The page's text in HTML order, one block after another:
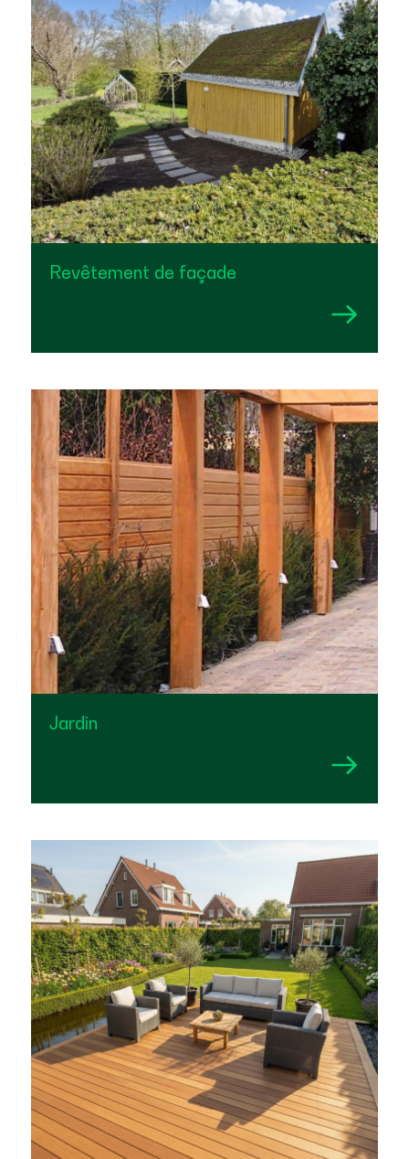
Revêtement de façade
Jardin